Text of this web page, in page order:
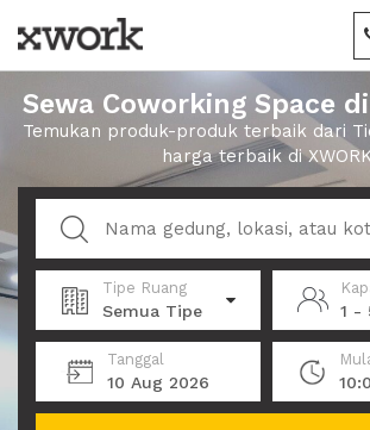
Sewa Coworking Space
Temukan produk-produk terbaik dari
harga terbaik di
Tipe Ruang
Semua Tipe 1 -
Tanggal
10 Aug 2026